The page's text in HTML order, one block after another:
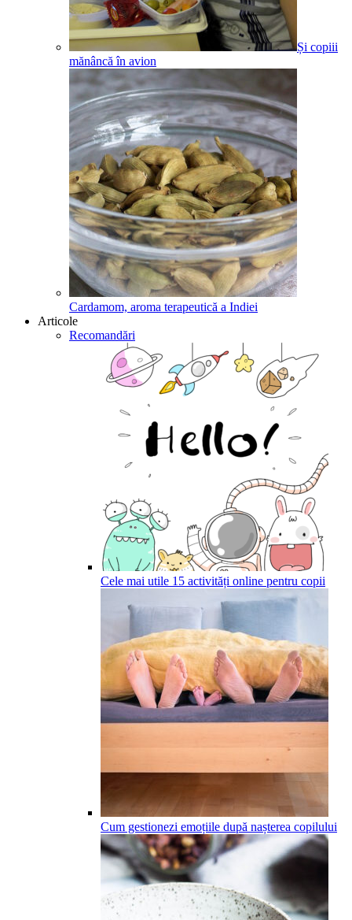
Și copiii
mănâncă în avion
Cardamom, aroma terapeutică a Indiei
Articole
Recomandări
Cele mai utile 15 activități online pentru copii
Cum gestionezi emoțiile după nașterea copilului